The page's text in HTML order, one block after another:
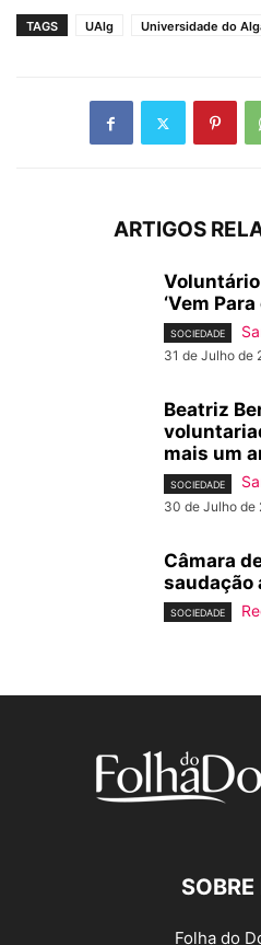
TAGS UAlg Universidade do
ARTIGOS
‘Vem
SOCIEDADE
31 de Julho de
Beatriz
mais um
SOCIEDADE
30 de Julho de
Câmara
saudação
SOCIEDADE
Folha do